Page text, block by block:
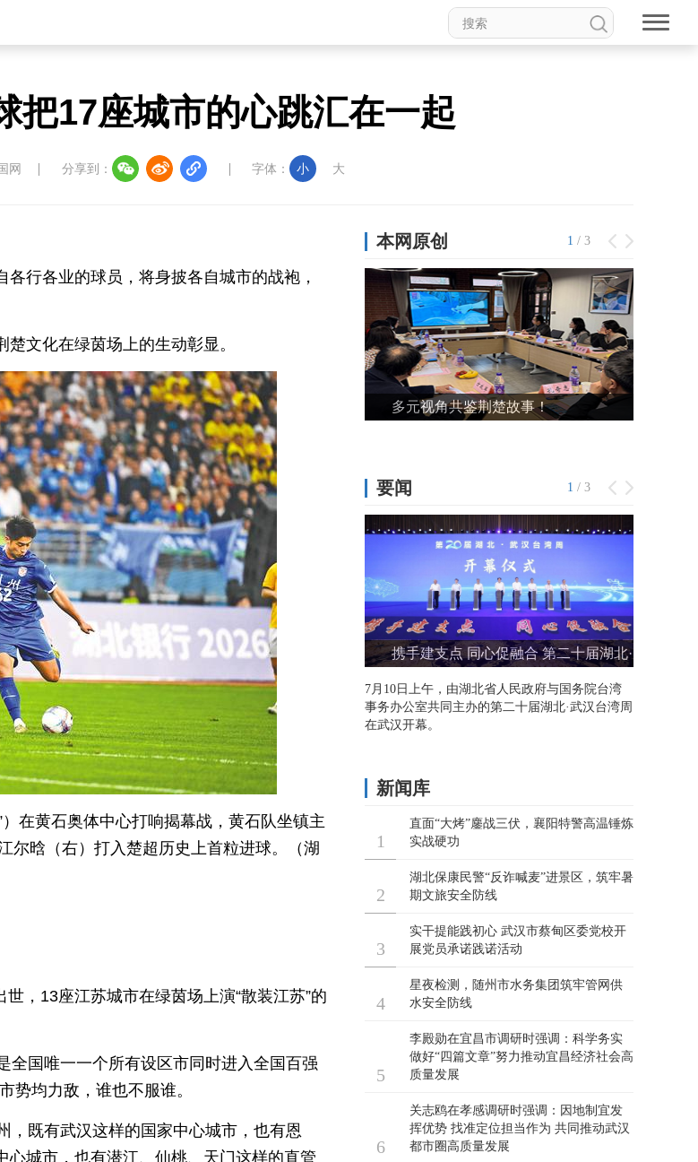
把17座城市的心跳汇在一起
网 分享到： 字体： 小 大
行各业的球员，将身披各自城市的战袍，
文化在绿茵场上的生动彰显。
在黄石奥体中心打响揭幕战，黄石队坐镇主
尔晗（右）打入楚超历史上首粒进球。（湖
，13座江苏城市在绿茵场上演“散装江苏”的
全国唯一一个所有设区市同时进入全国百强
势均力敌，谁也不服谁。
，既有武汉这样的国家中心城市，也有恩
城市，也有潜江、仙桃、天门这样的直管